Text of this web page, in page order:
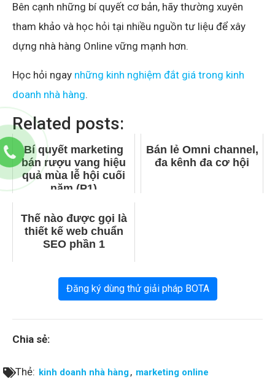
Bên cạnh những bí quyết cơ bản, hãy thường xuyên
tham khảo và học hỏi tại nhiều nguồn tư liệu để xây
dựng nhà hàng Online vững mạnh hơn.
Học hỏi ngay những kinh nghiệm đắt giá trong kinh
doanh nhà hàng.
Related posts:
Bí quyết marketing
bán rượu vang hiệu
quả mùa lễ hội cuối
năm (P1)
Bán lẻ Omni channel,
đa kênh đa cơ hội
Thế nào được gọi là
thiết kế web chuẩn
SEO phần 1
Đăng ký dùng thử giải pháp BOTA
Chia sẻ:
Thẻ: kinh doanh nhà hàng, marketing online